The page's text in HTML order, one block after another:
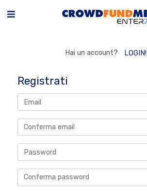
Hai un account? LOGIN!
Registrati